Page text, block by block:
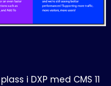
i DXP med CMS 11